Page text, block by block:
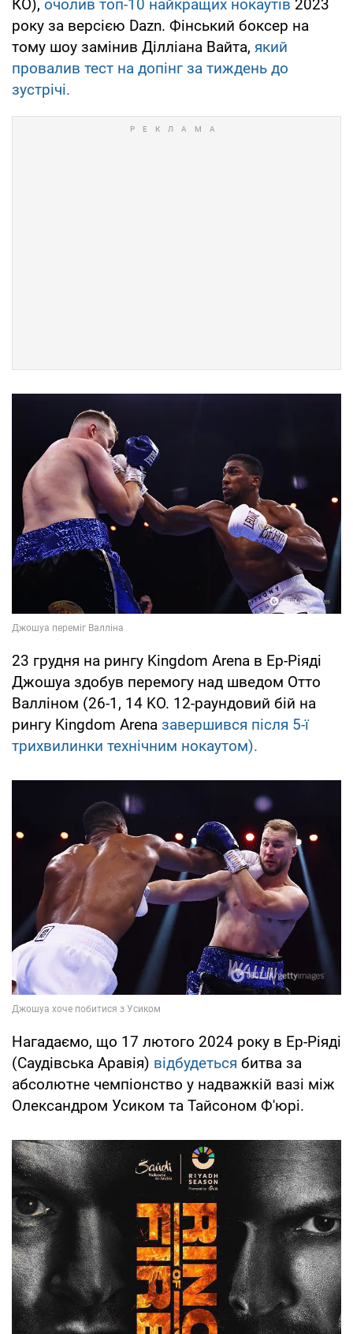
КО), очолив топ-10 найкращих нокаутів 2023
року за версією Dazn. Фінський боксер на
тому шоу замінив Ділліана Вайта, який
провалив тест на допінг за тиждень до
зустрічі.
23 грудня на рингу Kingdom Arena в Ер-Ріяді
Джошуа здобув перемогу над шведом Отто
Валліном (26-1, 14 KO. 12-раундовий бій на
рингу Kingdom Arena завершився після 5-ї
трихвилинки технічним нокаутом).
Нагадаємо, що 17 лютого 2024 року в Ер-Ріяді
(Саудівська Аравія) відбудеться битва за
абсолютне чемпіонство у надважкій вазі між
Олександром Усиком та Тайсоном Ф'юрі.